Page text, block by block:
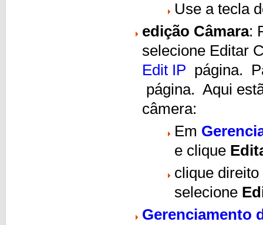
Use a tecla
edição Câmara:
selecione Editar
Edit IP página.
página. Aqui
câmera:
Em
e clique
clique
selecione
Gerenciamento